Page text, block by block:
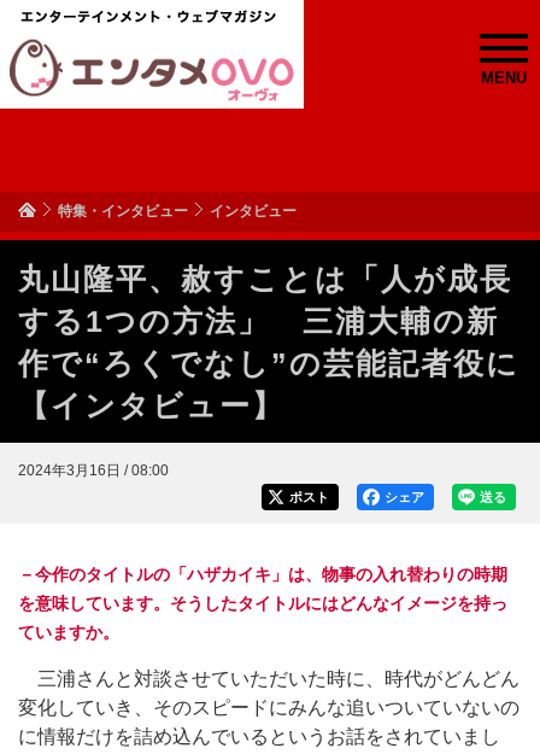
MENU
特集・インタビュー インタビュー
丸山隆平、赦すことは「人が成長
する1つの方法」 三浦大輔の新
作で“ろくでなし”の芸能記者役に
【インタビュー】
2024年3月16日 / 08:00
送る
シェア
ポスト
－今作のタイトルの「ハザカイキ」は、物事の入れ替わりの時期
を意味しています。そうしたタイトルにはどんなイメージを持っ
ていますか。
三浦さんと対談させていただいた時に、時代がどんどん
変化していき、そのスピードにみんな追いついていないの
に情報だけを詰め込んでいるというお話をされていまし